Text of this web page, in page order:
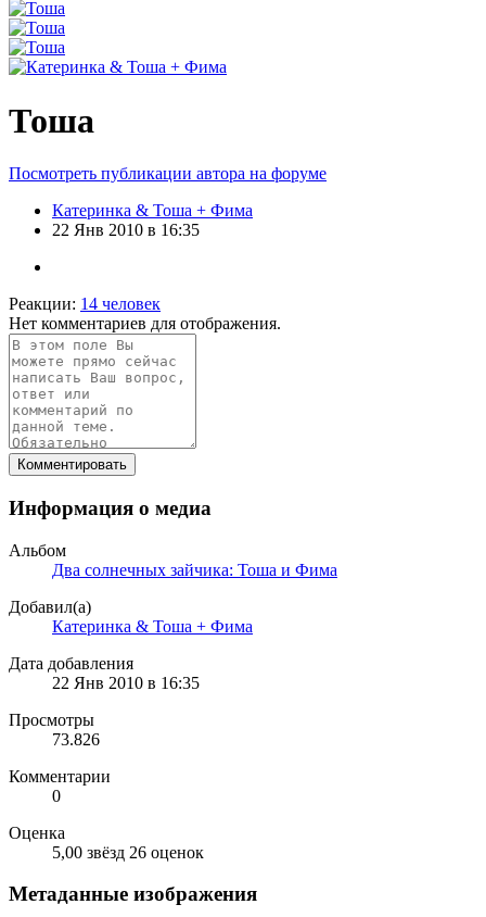
Тоша
Посмотреть публикации автора на форуме
Катеринка & Тоша + Фима
22 Янв 2010 в 16:35
Реакции: 14 человек
Нет комментариев для отображения.
Комментировать
Информация о медиа
Альбом
Два солнечных зайчика: Тоша и Фима
Добавил(а)
Катеринка & Тоша + Фима
Дата добавления
22 Янв 2010 в 16:35
Просмотры
73.826
Комментарии
0
Оценка
5,00 звёзд 26 оценок
Метаданные изображения